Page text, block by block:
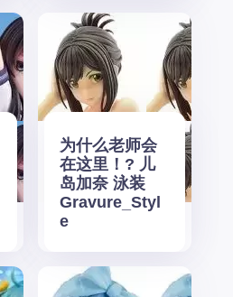
为什么老师会
在这里！? 儿
岛加奈 泳装
Gravure_Styl
e